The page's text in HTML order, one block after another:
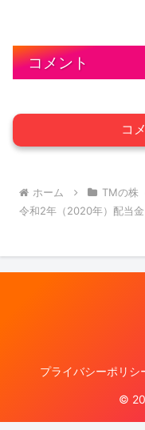
コメント
コ
ホーム TMの株
令和2年（2020年）配当金
プライバシーポリシ
©